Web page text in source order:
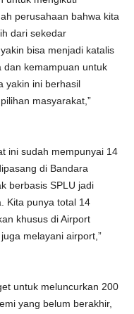
perusahaan bahwa kita
dari sekedar
bisa menjadi katalis
dan kemampuan untuk
yakin ini berhasil
masyarakat,”
ini sudah mempunyai 14
di Bandara
berbasis SPLU jadi
Kita punya total 14
khusus di Airport
melayani airport,”
untuk meluncurkan 200
yang belum berakhir,